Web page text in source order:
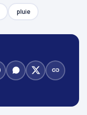
pluie